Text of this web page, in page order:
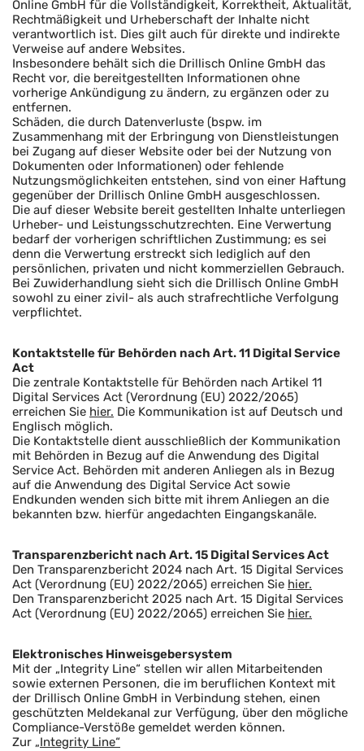
Online GmbH für die Vollständigkeit, Korrektheit, Aktualität,
Rechtmäßigkeit und Urheberschaft der Inhalte nicht
verantwortlich ist. Dies gilt auch für direkte und indirekte
Verweise auf andere Websites.
Insbesondere behält sich die Drillisch Online GmbH das
Recht vor, die bereitgestellten Informationen ohne
vorherige Ankündigung zu ändern, zu ergänzen oder zu
entfernen.
Schäden, die durch Datenverluste (bspw. im
Zusammenhang mit der Erbringung von Dienstleistungen
bei Zugang auf dieser Website oder bei der Nutzung von
Dokumenten oder Informationen) oder fehlende
Nutzungsmöglichkeiten entstehen, sind von einer Haftung
gegenüber der Drillisch Online GmbH ausgeschlossen.
Die auf dieser Website bereit gestellten Inhalte unterliegen
Urheber- und Leistungsschutzrechten. Eine Verwertung
bedarf der vorherigen schriftlichen Zustimmung; es sei
denn die Verwertung erstreckt sich lediglich auf den
persönlichen, privaten und nicht kommerziellen Gebrauch.
Bei Zuwiderhandlung sieht sich die Drillisch Online GmbH
sowohl zu einer zivil- als auch strafrechtliche Verfolgung
verpflichtet.
Kontaktstelle für Behörden nach Art. 11 Digital Service
Act
Die zentrale Kontaktstelle für Behörden nach Artikel 11
Digital Services Act (Verordnung (EU) 2022/2065)
erreichen Sie hier. Die Kommunikation ist auf Deutsch und
Englisch möglich.
Die Kontaktstelle dient ausschließlich der Kommunikation
mit Behörden in Bezug auf die Anwendung des Digital
Service Act. Behörden mit anderen Anliegen als in Bezug
auf die Anwendung des Digital Service Act sowie
Endkunden wenden sich bitte mit ihrem Anliegen an die
bekannten bzw. hierfür angedachten Eingangskanäle.
Transparenzbericht nach Art. 15 Digital Services Act
Den Transparenzbericht 2024 nach Art. 15 Digital Services
Act (Verordnung (EU) 2022/2065) erreichen Sie hier.
Den Transparenzbericht 2025 nach Art. 15 Digital Services
Act (Verordnung (EU) 2022/2065) erreichen Sie hier.
Elektronisches Hinweisgebersystem
Mit der „Integrity Line“ stellen wir allen Mitarbeitenden
sowie externen Personen, die im beruflichen Kontext mit
der Drillisch Online GmbH in Verbindung stehen, einen
geschützten Meldekanal zur Verfügung, über den mögliche
Compliance-Verstöße gemeldet werden können.
Zur „Integrity Line“